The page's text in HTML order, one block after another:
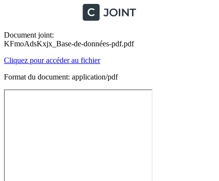
Document joint:
KFmoAdsKxjx_Base-de-données-pdf.pdf
Cliquez pour accéder au fichier
Format du document: application/pdf